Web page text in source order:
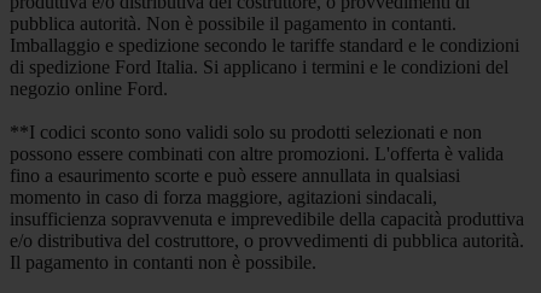
pubblica autorità. Non è possibile il pagamento in contanti.
Imballaggio e spedizione secondo le tariffe standard e le condizioni
di spedizione Ford Italia. Si applicano i termini e le condizioni del
negozio online Ford.
**I codici sconto sono validi solo su prodotti selezionati e non
possono essere combinati con altre promozioni. L'offerta è valida
fino a esaurimento scorte e può essere annullata in qualsiasi
momento in caso di forza maggiore, agitazioni sindacali,
insufficienza sopravvenuta e imprevedibile della capacità produttiva
e/o distributiva del costruttore, o provvedimenti di pubblica autorità.
Il pagamento in contanti non è possibile.